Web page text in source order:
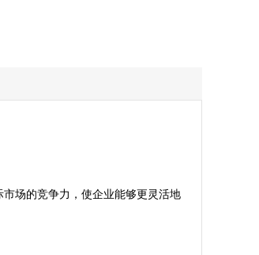
场的竞争力，使企业能够更灵活地